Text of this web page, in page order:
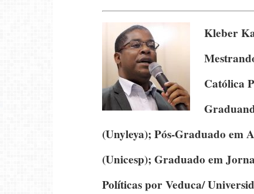
Kleber
Católica
(Unyleya); Pós-Graduado em
(Unicesp); Graduado em
Políticaspor Veduca/